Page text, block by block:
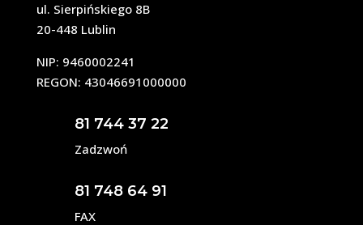
ul. Sierpińskiego 8B
20-448 Lublin
NIP: 9460002241
REGON: 43046691000000
81 744 37 22
Zadzwoń
81 748 64 91
FAX